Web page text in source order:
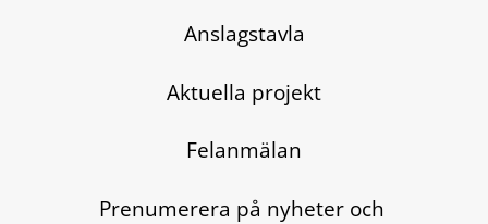
Anslagstavla
Aktuella projekt
Felanmälan
Prenumerera på nyheter och